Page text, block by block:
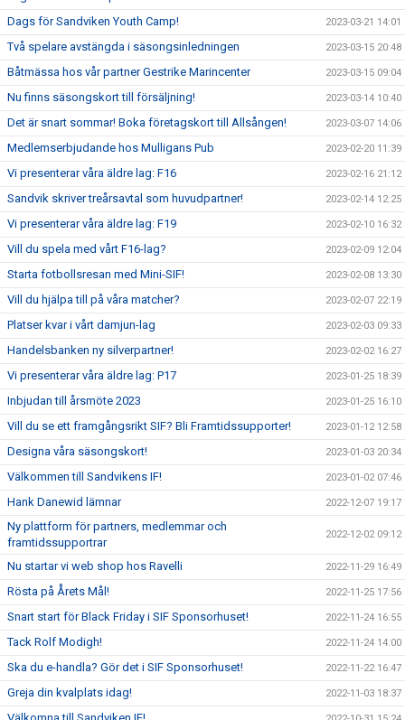
Dags för Sandviken Youth Camp! 2023-03-21 14:01
Två spelare avstängda i säsongsinledningen 2023-03-15 20:48
Båtmässa hos vår partner Gestrike Marincenter 2023-03-15 09:04
Nu finns säsongskort till försäljning! 2023-03-14 10:40
Det är snart sommar! Boka företagskort till Allsången! 2023-03-07 14:06
Medlemserbjudande hos Mulligans Pub 2023-02-20 11:39
Vi presenterar våra äldre lag: F16 2023-02-16 21:12
Sandvik skriver treårsavtal som huvudpartner! 2023-02-14 12:25
Vi presenterar våra äldre lag: F19 2023-02-10 16:32
Vill du spela med vårt F16-lag? 2023-02-09 12:04
Starta fotbollsresan med Mini-SIF! 2023-02-08 13:30
Vill du hjälpa till på våra matcher? 2023-02-07 22:19
Platser kvar i vårt damjun-lag 2023-02-03 09:33
Handelsbanken ny silverpartner! 2023-02-02 16:27
Vi presenterar våra äldre lag: P17 2023-01-25 18:39
Inbjudan till årsmöte 2023 2023-01-25 16:10
Vill du se ett framgångsrikt SIF? Bli Framtidssupporter! 2023-01-12 12:58
Designa våra säsongskort! 2023-01-03 20:34
Välkommen till Sandvikens IF! 2023-01-02 07:46
Hank Danewid lämnar 2022-12-07 19:17
Ny plattform för partners, medlemmar och
framtidssupportrar
2022-12-02 09:12
Nu startar vi web shop hos Ravelli 2022-11-29 16:49
Rösta på Årets Mål! 2022-11-25 17:56
Snart start för Black Friday i SIF Sponsorhuset! 2022-11-24 16:55
Tack Rolf Modigh! 2022-11-24 14:00
Ska du e-handla? Gör det i SIF Sponsorhuset! 2022-11-22 16:47
Greja din kvalplats idag! 2022-11-03 18:37